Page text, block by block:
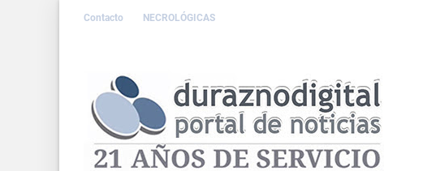
Contacto NECROLÓGICAS